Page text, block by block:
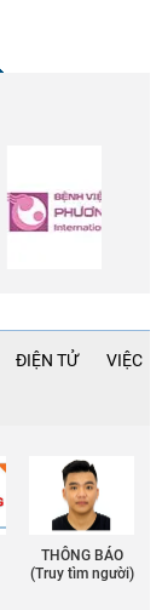
ĐIỆN TỬ VIỆC
THÔNG BÁO
(Truy tìm người)